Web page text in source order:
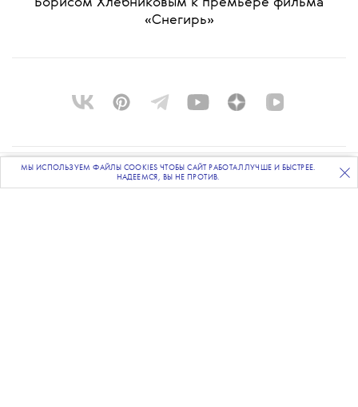
ПОДПИСЫВАЙТЕСЬНА НАШУ ВЕЧЕРНЮЮ РАССЫЛКУ
«Снегирь»
О ПРОЕКТЕ
МЫ ИСПОЛЬЗУЕМ ФАЙЛЫ COOKIES ЧТОБЫ САЙТ РАБОТАЛ ЛУЧШЕ И БЫСТРЕЕ.
НАДЕЕМСЯ, ВЫ НЕ ПРОТИВ.